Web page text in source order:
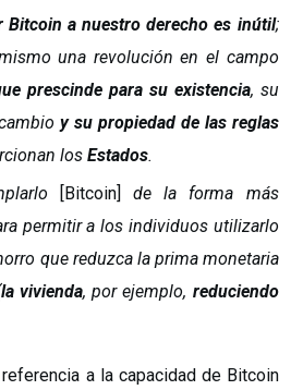
Bitcoin a nuestro derecho es inútil;
una revolución en el campo
prescinde para su existencia, su
y su propiedad de las reglas
losEstados.
[Bitcoin]
de la forma más
permitir a los individuos utilizarlo
que reduzca la prima monetaria
la vivienda, por ejemplo, reduciendo
a la capacidad de Bitcoin